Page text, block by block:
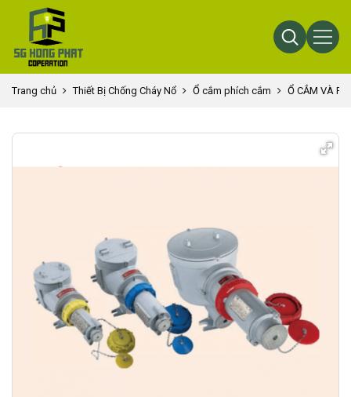
Trang chủ Thiết Bị Chống Cháy Nổ Ổ cắm phích cắm Ổ CẮM VÀ